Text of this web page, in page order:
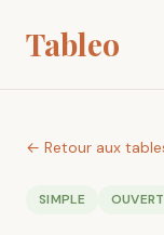
Tableo
← Retour aux
SIMPLE OUVERT